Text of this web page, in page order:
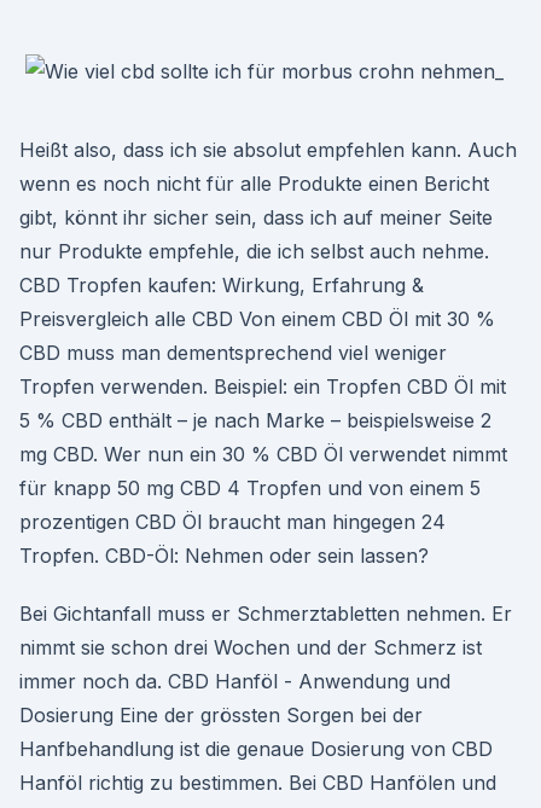
Heißt also, dass ich sie absolut empfehlen kann. Auch
wenn es noch nicht für alle Produkte einen Bericht
gibt, könnt ihr sicher sein, dass ich auf meiner Seite
nur Produkte empfehle, die ich selbst auch nehme.
CBD Tropfen kaufen: Wirkung, Erfahrung &
Preisvergleich alle CBD Von einem CBD Öl mit 30 %
CBD muss man dementsprechend viel weniger
Tropfen verwenden. Beispiel: ein Tropfen CBD Öl mit
5 % CBD enthält – je nach Marke – beispielsweise 2
mg CBD. Wer nun ein 30 % CBD Öl verwendet nimmt
für knapp 50 mg CBD 4 Tropfen und von einem 5
prozentigen CBD Öl braucht man hingegen 24
Tropfen. CBD-Öl: Nehmen oder sein lassen?
Bei Gichtanfall muss er Schmerztabletten nehmen. Er
nimmt sie schon drei Wochen und der Schmerz ist
immer noch da. CBD Hanföl - Anwendung und
Dosierung Eine der grössten Sorgen bei der
Hanfbehandlung ist die genaue Dosierung von CBD
Hanföl richtig zu bestimmen. Bei CBD Hanfölen und